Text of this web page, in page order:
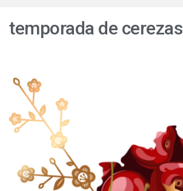
temporada de cerezas
¿Tocaron
techo
las
cerezas